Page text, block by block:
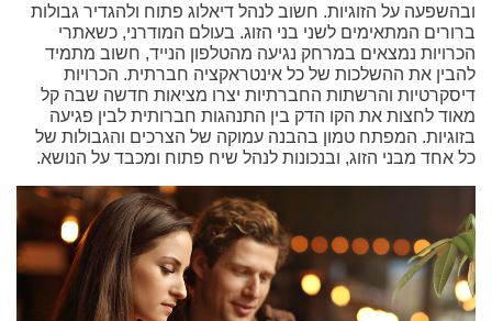
ובהשפעה על הזוגיות. חשוב לנהל דיאלוג פתוח ולהגדיר גבולות
ברורים המתאימים לשני בני הזוג. בעולם המודרני, כשאתרי
הכרויות נמצאים במרחק נגיעה מהטלפון הנייד, חשוב מתמיד
להבין את ההשלכות של כל אינטראקציה חברתית. הכרויות
דיסקרטיות והרשתות החברתיות יצרו מציאות חדשה שבה קל
מאוד לחצות את הקו הדק בין התנהגות חברותית לבין פגיעה
בזוגיות. המפתח טמון בהבנה עמוקה של הצרכים והגבולות של
כל אחד מבני הזוג, ובנכונות לנהל שיח פתוח ומכבד על הנושא.